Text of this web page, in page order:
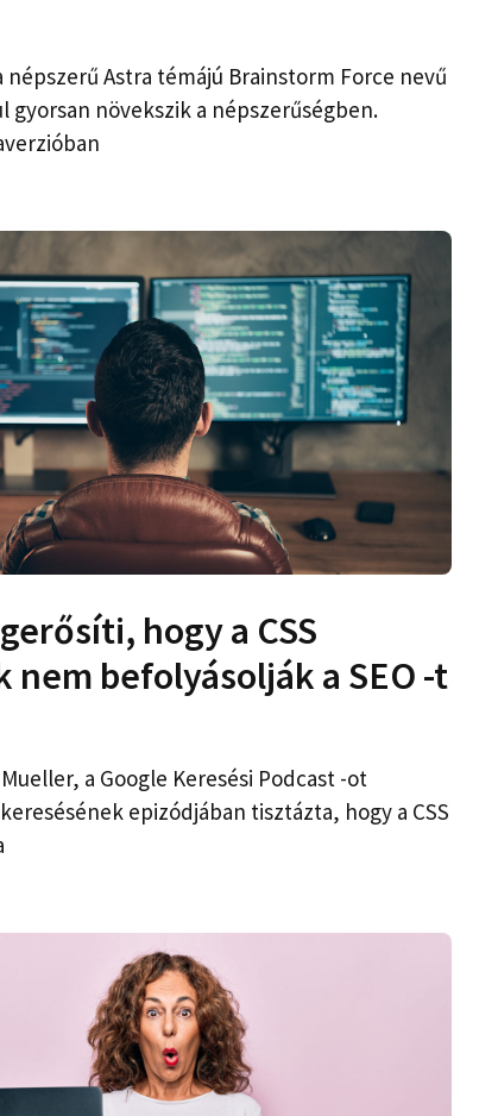
népszerű Astra témájú Brainstorm Force nevű
gyorsan növekszik a népszerűségben.
hogy a CSS
nem befolyásolják a SEO -t
a Google Keresési Podcast -ot
epizódjában tisztázta, hogy a CSS